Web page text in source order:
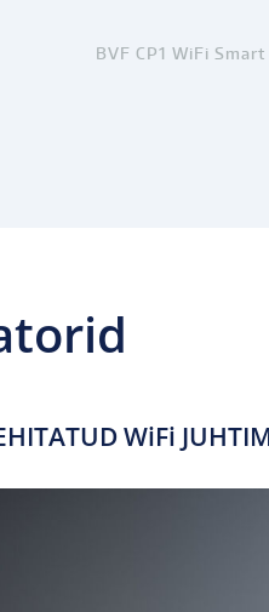
BVF CP1 WiFi
WiFi